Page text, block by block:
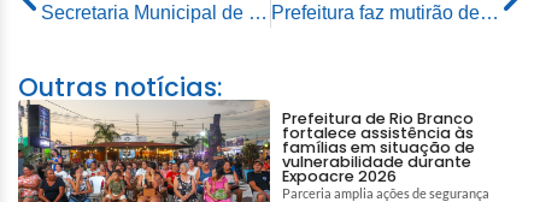
Secretaria Municipal de Educação muda de endereço e entrega van do programa Busca Ativa Escolar
Prefeitura faz mutirão de limpeza em bairros da cidade
Outras notícias:
Prefeitura de Rio Branco
fortalece assistência às
famílias em situação de
vulnerabilidade durante
Expoacre 2026
Parceria amplia ações de segurança